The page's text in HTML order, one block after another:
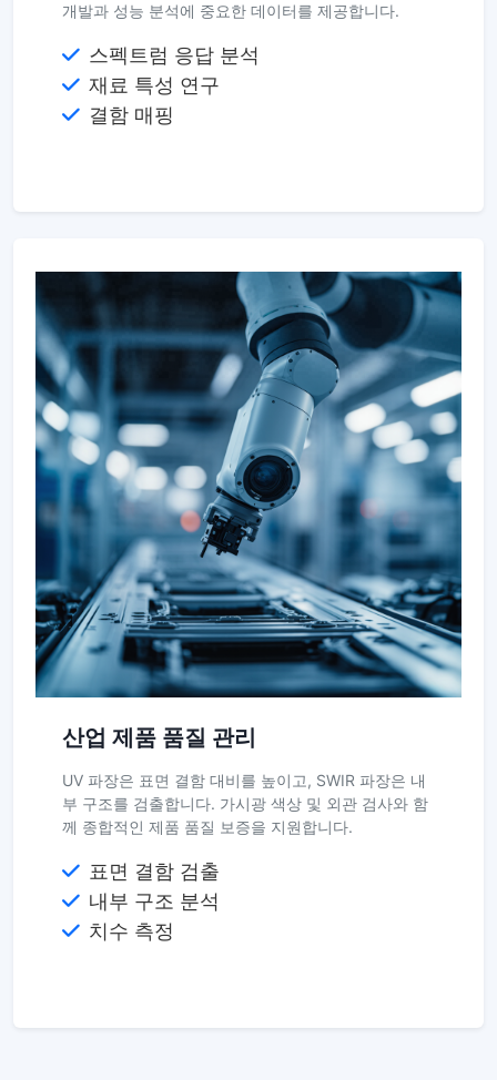
개발과 성능 분석에 중요한 데이터를 제공합니다.
스펙트럼 응답 분석
재료 특성 연구
결함 매핑
산업 제품 품질 관리
UV 파장은 표면 결함 대비를 높이고, SWIR 파장은 내
부 구조를 검출합니다. 가시광 색상 및 외관 검사와 함
께 종합적인 제품 품질 보증을 지원합니다.
표면 결함 검출
내부 구조 분석
치수 측정